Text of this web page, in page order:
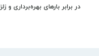
در برابر بارهای بهره‌برداری